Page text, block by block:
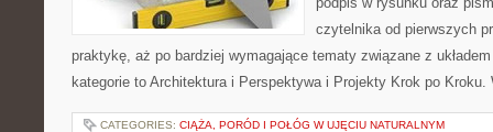
czytelnika od pierwszych
praktykę, aż po bardziej wymagające tematy związane z
kategorie to Architektura i Perspektywa i Projekty Krok po
CATEGORIES: CIĄŻA, PORÓD I POŁÓG W UJĘCIU NATURALNYM